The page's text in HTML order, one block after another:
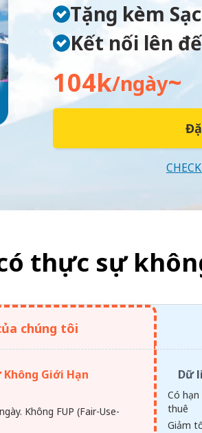
Tặng kèm
Kết nối lên
104k/ngày~
thực sự
chúng tôi
Không Giới Hạn
Không FUP (Fair-Use-
Dữ
Có
thuê
Giảm